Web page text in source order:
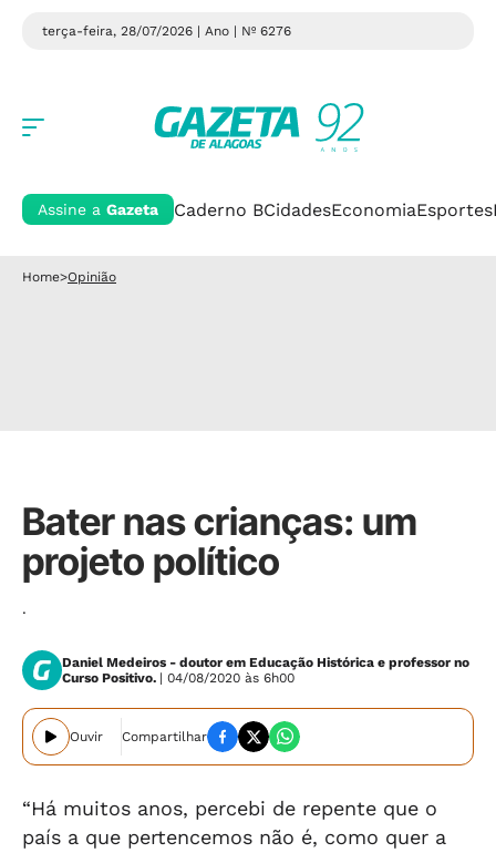
terça-feira, 28/07/2026 | Ano | Nº 6276
Assine a Gazeta Caderno BCidadesEconomiaEsportes
Home>Opinião
Bater nas crianças: um
projeto político
.
Daniel Medeiros - doutor em Educação Histórica e professor no
Curso Positivo. | 04/08/2020 às 6h00
Ouvir Compartilhar
“Há muitos anos, percebi de repente que o
país a que pertencemos não é, como quer a